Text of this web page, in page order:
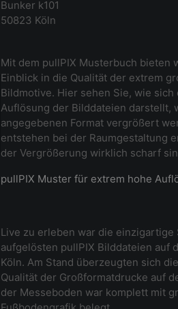
Bunker k101
50823 Köln
Mit dem pullPIX Musterbuch bieten
Einblick in die Qualität der extrem
Bildmotive. Hier sehen Sie, wie
Auflösung der Bilddateien darstellt,
angegebenen Format vergrößert
entstehen bei der Raumgestaltung
der Vergrößerung wirklich scharf
pullPIX Muster für extrem hohe
Live zu erleben war die
aufgelösten pullPIX Bilddateien auf
Köln. Am Stand überzeugten sich
Qualität der Großformatdrucke auf
der Messeboden war komplett mit